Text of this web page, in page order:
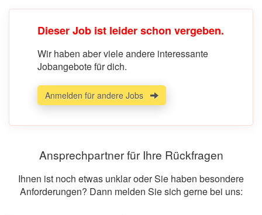
Dieser Job ist leider schon vergeben.
Wir haben aber viele andere interessante
Jobangebote für dich.
Anmelden für andere Jobs
Ansprechpartner für Ihre Rückfragen
Ihnen ist noch etwas unklar oder Sie haben besondere
Anforderungen? Dann melden Sie sich gerne bei uns: